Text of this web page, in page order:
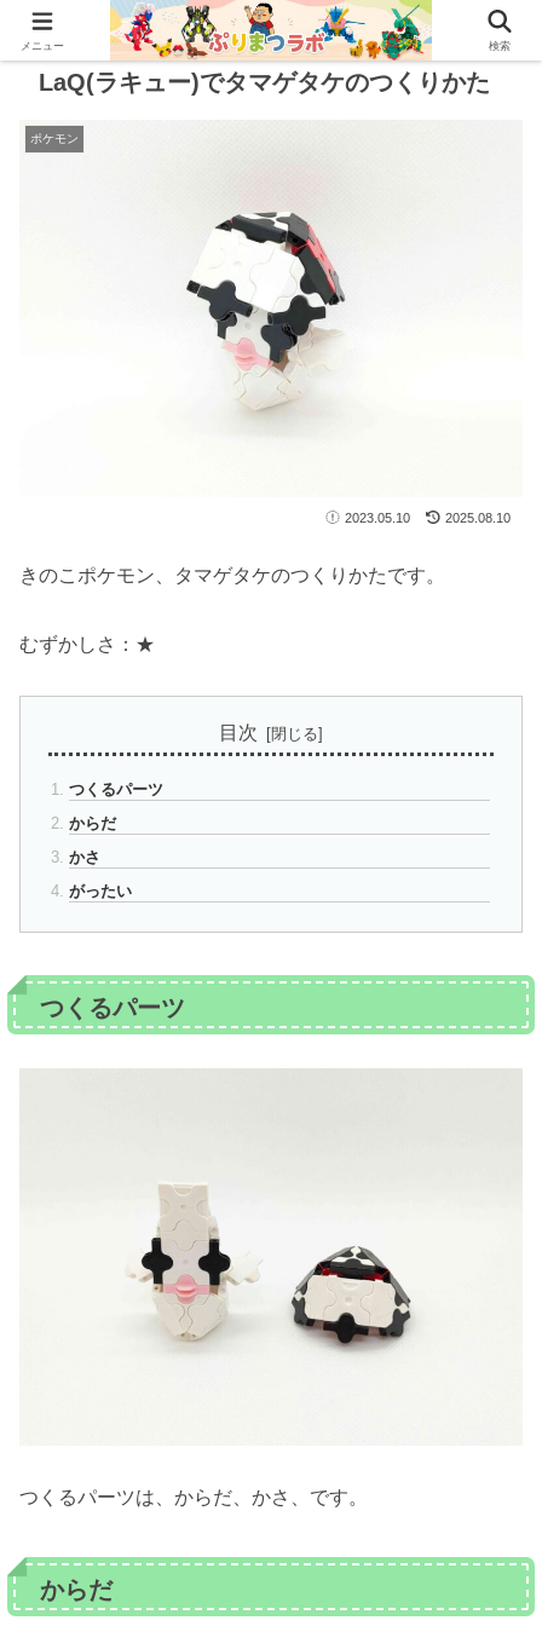
LaQ(ラキュー)でタマゲタケのつくりかた
ポケモン
2023.05.10 2025.08.10
きのこポケモン、タマゲタケのつくりかたです。
むずかしさ：★
目次
つくるパーツ
からだ
かさ
がったい
つくるパーツ
つくるパーツは、からだ、かさ、です。
からだ
メニュー 検索